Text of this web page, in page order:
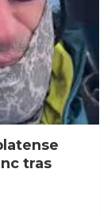
tras